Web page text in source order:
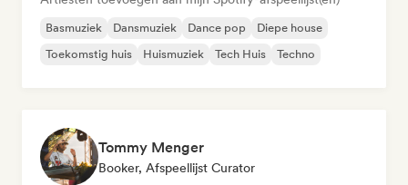
Basmuziek Dansmuziek Dance pop
Diepe house
Toekomstig huis
Huismuziek Tech Huis Techno
Tommy Menger
Booker, Afspeellijst Curator